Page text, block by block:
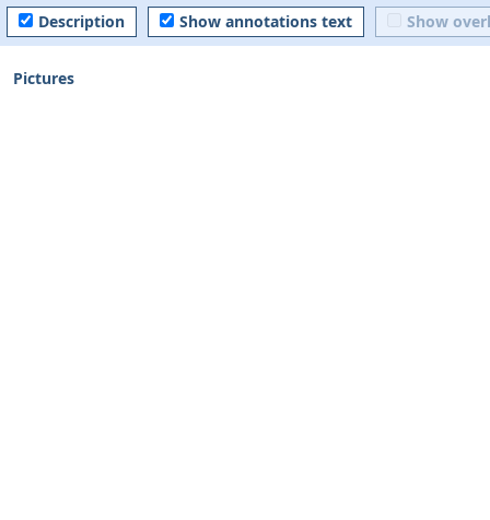
Description Show annotations text Show
Pictures